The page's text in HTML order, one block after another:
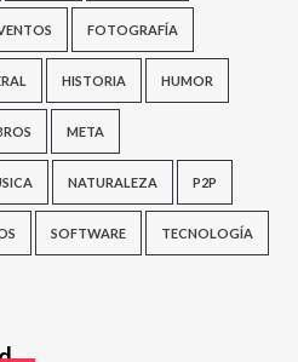
FOTOGRAFÍA
HISTORIA HUMOR
META
NATURALEZA P2P
SOFTWARE TECNOLOGÍA